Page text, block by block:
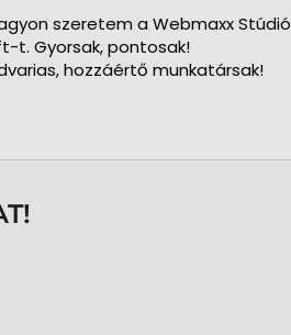
szeretem a Webmaxx Stúdió
t. Gyorsak, pontosak!
hozzáértő munkatársak!